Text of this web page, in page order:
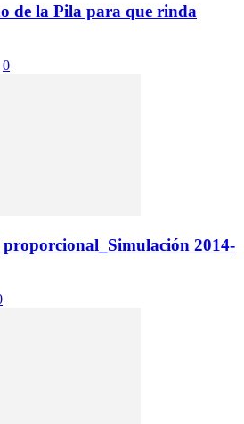
de la Pila para que rinda
0
proporcional_Simulación 2014-